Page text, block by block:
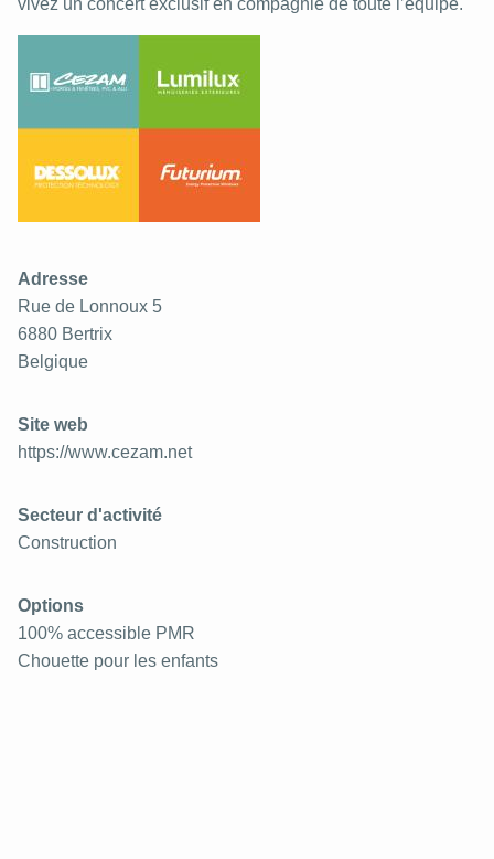
vivez un concert exclusif en compagnie de toute l’équipe.
Adresse
Rue de Lonnoux 5
6880 Bertrix
Belgique
Site web
https://www.cezam.net
Secteur d'activité
Construction
Options
100% accessible PMR
Chouette pour les enfants